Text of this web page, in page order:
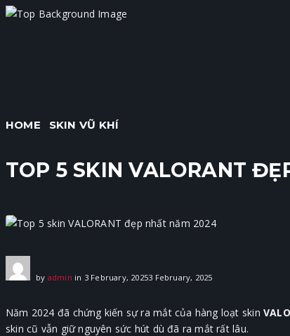
HOME SKIN VŨ KHÍ
TOP 5 SKIN VALORANT
by admin in 3 February, 20253 February, 2025
Năm 2024 đã chứng kiến sự ra mắt của hàng loạt skin
skin cũ vẫn giữ nguyên sức hút dù đã ra mắt rất lâu.